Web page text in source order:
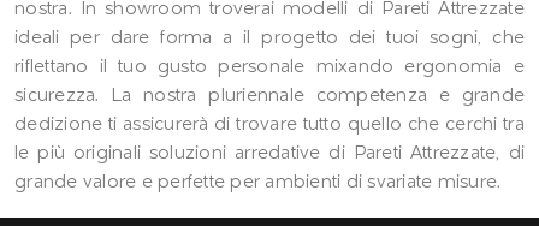
nostra. In showroom troverai modelli di Pareti Attrezzate
ideali per dare forma a il progetto dei tuoi sogni, che
riflettano il tuo gusto personale mixando ergonomia e
sicurezza. La nostra pluriennale competenza e grande
dedizione ti assicurerà di trovare tutto quello che cerchi tra
le più originali soluzioni arredative di Pareti Attrezzate, di
grande valore e perfette per ambienti di svariate misure.